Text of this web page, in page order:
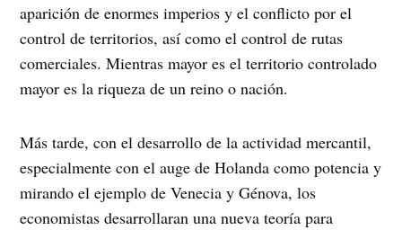
aparición de enormes imperios y el conflicto por el
control de territorios, así como el control de rutas
comerciales. Mientras mayor es el territorio controlado
mayor es la riqueza de un reino o nación.
Más tarde, con el desarrollo de la actividad mercantil,
especialmente con el auge de Holanda como potencia y
mirando el ejemplo de Venecia y Génova, los
economistas desarrollaran una nueva teoría para